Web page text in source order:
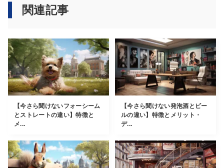
関連記事
【今さら聞けないフォーシーム
とストレートの違い】特徴と
メ...
【今さら聞けない発泡酒とビー
ルの違い】特徴とメリット・
デ...